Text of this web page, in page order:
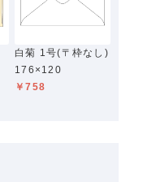
白菊 1号(〒枠なし)
176×120
￥758